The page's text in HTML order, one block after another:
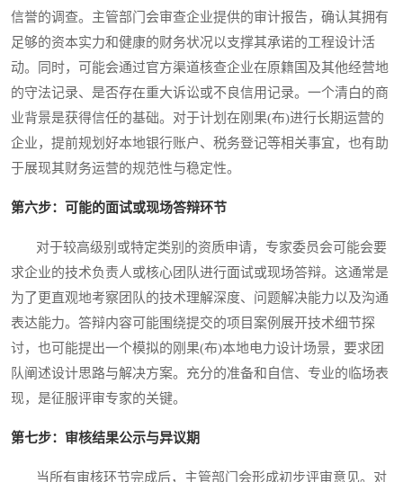
信誉的调查。主管部门会审查企业提供的审计报告，确认其拥有
足够的资本实力和健康的财务状况以支撑其承诺的工程设计活
动。同时，可能会通过官方渠道核查企业在原籍国及其他经营地
的守法记录、是否存在重大诉讼或不良信用记录。一个清白的商
业背景是获得信任的基础。对于计划在刚果(布)进行长期运营的
企业，提前规划好本地银行账户、税务登记等相关事宜，也有助
于展现其财务运营的规范性与稳定性。
第六步：可能的面试或现场答辩环节
对于较高级别或特定类别的资质申请，专家委员会可能会要
求企业的技术负责人或核心团队进行面试或现场答辩。这通常是
为了更直观地考察团队的技术理解深度、问题解决能力以及沟通
表达能力。答辩内容可能围绕提交的项目案例展开技术细节探
讨，也可能提出一个模拟的刚果(布)本地电力设计场景，要求团
队阐述设计思路与解决方案。充分的准备和自信、专业的临场表
现，是征服评审专家的关键。
第七步：审核结果公示与异议期
当所有审核环节完成后，主管部门会形成初步评审意见。对